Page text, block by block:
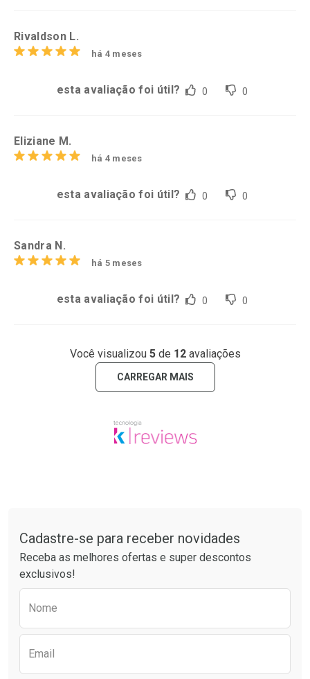
Rivaldson L.
há 4 meses
esta avaliação foi útil? 0 0
Eliziane M.
há 4 meses
esta avaliação foi útil? 0 0
Sandra N.
há 5 meses
esta avaliação foi útil? 0 0
Você visualizou 5de 12avaliações
CARREGAR MAIS
Cadastre-se para receber novidades
Receba as melhores ofertas e super descontos
exclusivos!
Nome
Email